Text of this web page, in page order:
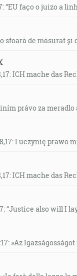
“EU faço o juizo a
sfoară de măsurat și
ICH mache das
právo za
I uczynię prawo
ICH mache das
“Justice also will I
»Az